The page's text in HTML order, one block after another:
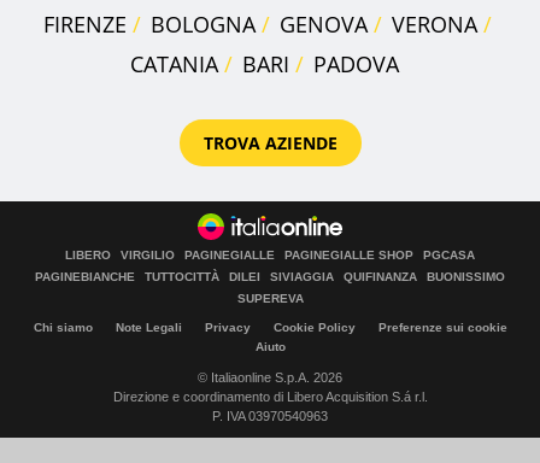
FIRENZE
BOLOGNA GENOVA
VERONA
CATANIA
BARI PADOVA
TROVA AZIENDE
LIBERO VIRGILIO PAGINEGIALLE PAGINEGIALLE SHOP
PGCASA
PAGINEBIANCHE
TUTTOCITTÀ DILEI SIVIAGGIA QUIFINANZA
BUONISSIMO
SUPEREVA
Chi siamo Note Legali Privacy Cookie Policy
Preferenze sui cookie
Aiuto
© Italiaonline S.p.A. 2026
Direzione e coordinamento di Libero Acquisition S.á r.l.
P. IVA 03970540963